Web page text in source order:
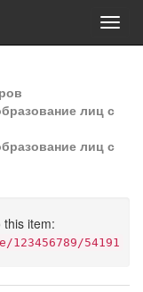
лиц с
лиц с
item:
54191